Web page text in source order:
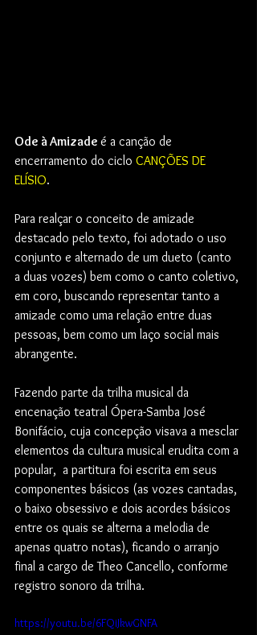
Ode à Amizade é a canção de
encerramento do ciclo CANÇÕES DE
ELÍSIO.
Para realçar o conceito de amizade
destacado pelo texto, foi adotado o uso
conjunto e alternado de um dueto (canto
a duas vozes) bem como o canto coletivo,
em coro, buscando representar tanto a
amizade como uma relação entre duas
pessoas, bem como um laço social mais
abrangente.
Fazendo parte da trilha musical da
encenação teatral Ópera-Samba José
Bonifácio, cuja concepção visava a mesclar
elementos da cultura musical erudita com a
popular,  a partitura foi escrita em seus
componentes básicos (as vozes cantadas,
o baixo obsessivo e dois acordes básicos
entre os quais se alterna a melodia de
apenas quatro notas), ficando o arranjo
final a cargo de Theo Cancello, conforme
registro sonoro da trilha.
https://youtu.be/6FQiJkwGNFA